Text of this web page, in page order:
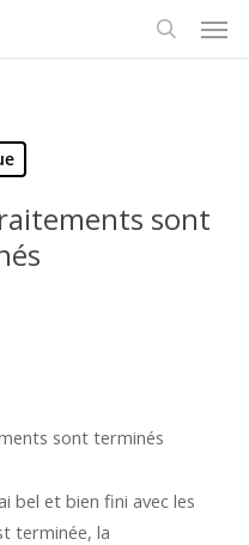
sont
sont terminés
bel et bien fini avec les
terminée, la